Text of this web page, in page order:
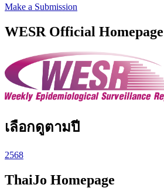
Make a Submission
WESR Official Homepage
เลือกดูตามปี
2568
ThaiJo Homepage